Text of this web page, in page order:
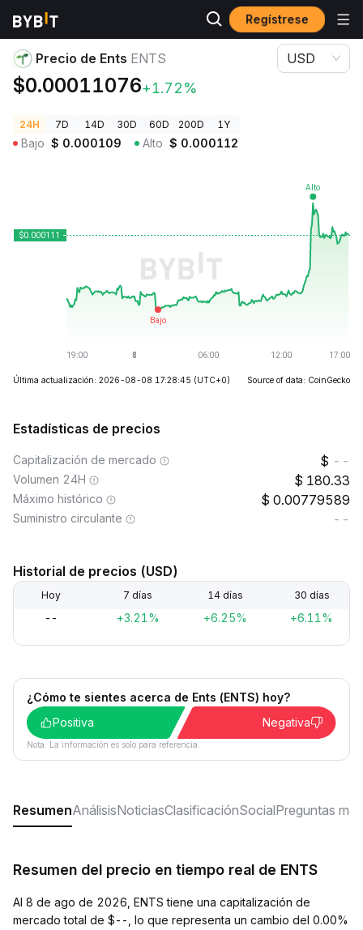
Regístrese
Precios de Criptomonedas Precio de Ents ENTS
Precio de Ents ENTS
$0.00011076+1.72%
USD
24H 7D 14D 30D 60D 200D 1Y
Bajo $ 0.000109 Alto $ 0.000112
Última actualización: 2026-08-08 17:28:45 (UTC+0) Source of data: CoinGecko
Estadísticas de precios
Capitalización de mercado --
Volumen 24H 180.33
Máximo histórico 0.00779589
Suministro circulante --
Historial de precios (USD)
Hoy 7 días 14 días 30 días
-- +3.21% +6.25% +6.11%
¿Cómo te sientes acerca de Ents (ENTS) hoy?
Positiva
Negativa
Nota: La información es solo para referencia.
ResumenAnálisisNoticiasClasificaciónSocialPreguntas
Resumen del precio en tiempo real de ENTS
Al 8 de ago de 2026, ENTS tiene una capitalización de
mercado total de $--, lo que representa un cambio del 0.00%